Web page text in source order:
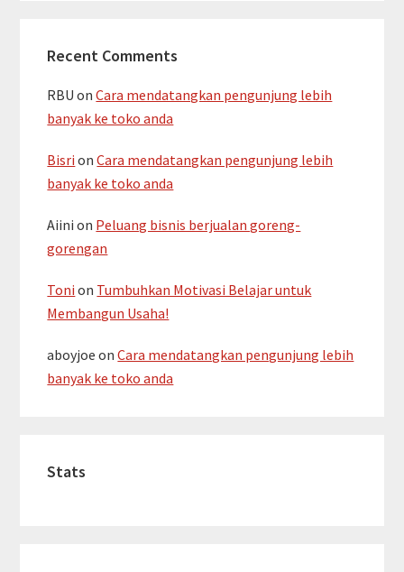
Recent Comments
RBU onCara mendatangkan pengunjung lebih
banyak ke toko anda
Bisri onCara mendatangkan pengunjung lebih
banyak ke toko anda
Aiini on Peluang bisnis berjualan goreng-
gorengan
Toni on Tumbuhkan Motivasi Belajar untuk
Membangun Usaha!
aboyjoe onCara mendatangkan pengunjung lebih
banyak ke toko anda
Stats